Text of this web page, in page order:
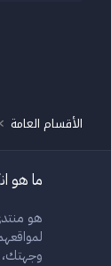
الأقسام العامة
ما هو
هو
وجهتك،